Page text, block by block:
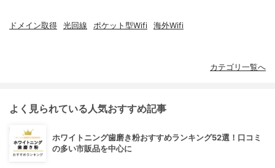
ドメイン取得 光回線 ポケット型Wifi 海外Wifi
カテゴリ一覧へ
よく見られている人気おすすめ記事
ホワイトニング歯磨き粉おすすめランキング52選！口コミ
の多い市販品を中心に